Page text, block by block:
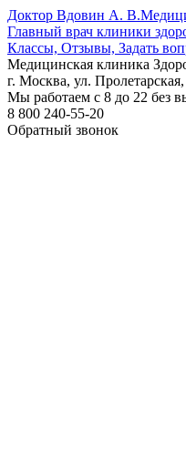
Доктор Вдовин А. В.
Главный врач клиники
Классы, Отзывы, Задать
Медицинская клиника
г. Москва, ул.
Мы работаем с 8 до 22 без
8 800 240-55-20
Обратный звонок